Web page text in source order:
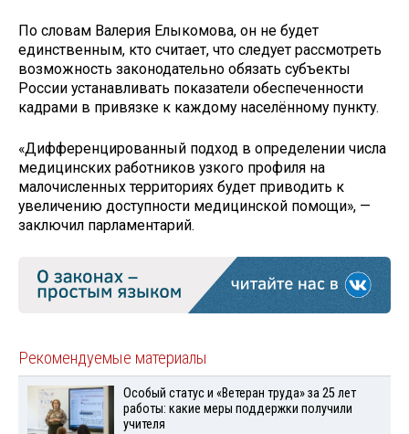
По словам Валерия Елыкомова, он не будет
единственным, кто считает, что следует рассмотреть
возможность законодательно обязать субъекты
России устанавливать показатели обеспеченности
кадрами в привязке к каждому населённому пункту.
«Дифференцированный подход в определении числа
медицинских работников узкого профиля на
малочисленных территориях будет приводить к
увеличению доступности медицинской помощи», —
заключил парламентарий.
Рекомендуемые материалы
Особый статус и «Ветеран труда» за 25 лет
работы: какие меры поддержки получили
учителя